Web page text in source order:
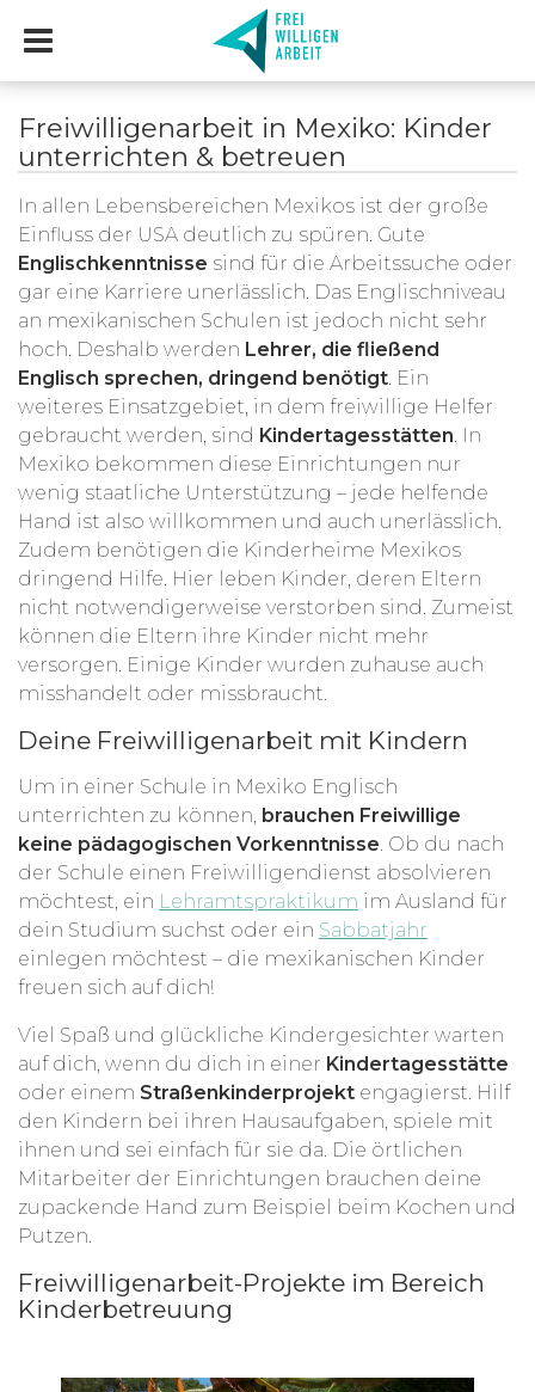
Freiwilligenarbeit in Mexiko: Kinder
unterrichten & betreuen
In allen Lebensbereichen Mexikos ist der große
Einfluss der USA deutlich zu spüren. Gute
Englischkenntnisse sind für die Arbeitssuche oder
gar eine Karriere unerlässlich. Das Englischniveau
an mexikanischen Schulen ist jedoch nicht sehr
hoch. Deshalb werden Lehrer, die fließend
Englisch sprechen, dringend benötigt. Ein
weiteres Einsatzgebiet, in dem freiwillige Helfer
gebraucht werden, sind Kindertagesstätten. In
Mexiko bekommen diese Einrichtungen nur
wenig staatliche Unterstützung – jede helfende
Hand ist also willkommen und auch unerlässlich.
Zudem benötigen die Kinderheime Mexikos
dringend Hilfe. Hier leben Kinder, deren Eltern
nicht notwendigerweise verstorben sind. Zumeist
können die Eltern ihre Kinder nicht mehr
versorgen. Einige Kinder wurden zuhause auch
misshandelt oder missbraucht.
Deine Freiwilligenarbeit mit Kindern
Um in einer Schule in Mexiko Englisch
unterrichten zu können, brauchen Freiwillige
keine pädagogischen Vorkenntnisse. Ob du nach
der Schule einen Freiwilligendienst absolvieren
möchtest, ein Lehramtspraktikum im Ausland für
dein Studium suchst oder ein Sabbatjahr
einlegen möchtest – die mexikanischen Kinder
freuen sich auf dich!
Viel Spaß und glückliche Kindergesichter warten
auf dich, wenn du dich in einer Kindertagesstätte
oder einem Straßenkinderprojekt engagierst. Hilf
den Kindern bei ihren Hausaufgaben, spiele mit
ihnen und sei einfach für sie da. Die örtlichen
Mitarbeiter der Einrichtungen brauchen deine
zupackende Hand zum Beispiel beim Kochen und
Putzen.
Freiwilligenarbeit-Projekte im Bereich
Kinderbetreuung